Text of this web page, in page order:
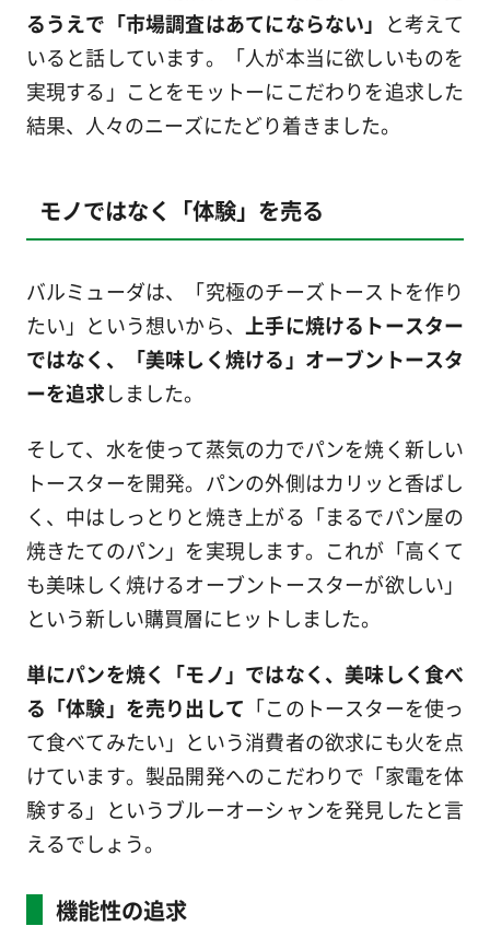
るうえで「市場調査はあてにならない」 と考えて
いると話しています。「人が本当に欲しいものを
実現する」ことをモットーにこだわりを追求した
結果、人々のニーズにたどり着きました。
モノではなく「体験」を売る
バルミューダは、「究極のチーズトーストを作り
たい」という想いから、 上手に焼けるトースター
ではなく、「美味しく焼ける」オーブントースタ
ーを追求しました。
そして、水を使って蒸気の力でパンを焼く新しい
トースターを開発。パンの外側はカリッと香ばし
く、中はしっとりと焼き上がる「まるでパン屋の
焼きたてのパン」を実現します。これが「高くて
も美味しく焼けるオーブントースターが欲しい」
という新しい購買層にヒットしました。
単にパンを焼く「モノ」ではなく、美味しく食べ
る「体験」を売り出して 「このトースターを使っ
て食べてみたい」という消費者の欲求にも火を点
けています。製品開発へのこだわりで「家電を体
験する」というブルーオーシャンを発見したと言
えるでしょう。
機能性の追求